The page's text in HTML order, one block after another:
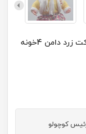
عروسک طرح سرامیک 20 اینچ طرح کت زرد دامن 4خونه
کوچولو